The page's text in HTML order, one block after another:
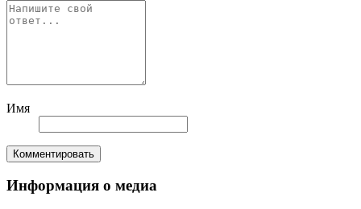
Имя
Комментировать
Информация о медиа